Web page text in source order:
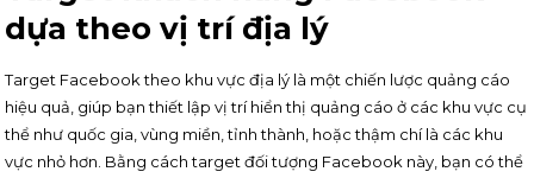
dựa theo vị trí địa lý
Target Facebook theo khu vực địa lý là một chiến lược quảng cáo
hiệu quả, giúp bạn thiết lập vị trí hiển thị quảng cáo ở các khu vực cụ
thể như quốc gia, vùng miền, tỉnh thành, hoặc thậm chí là các khu
vực nhỏ hơn. Bằng cách target đối tượng Facebook này, bạn có thể